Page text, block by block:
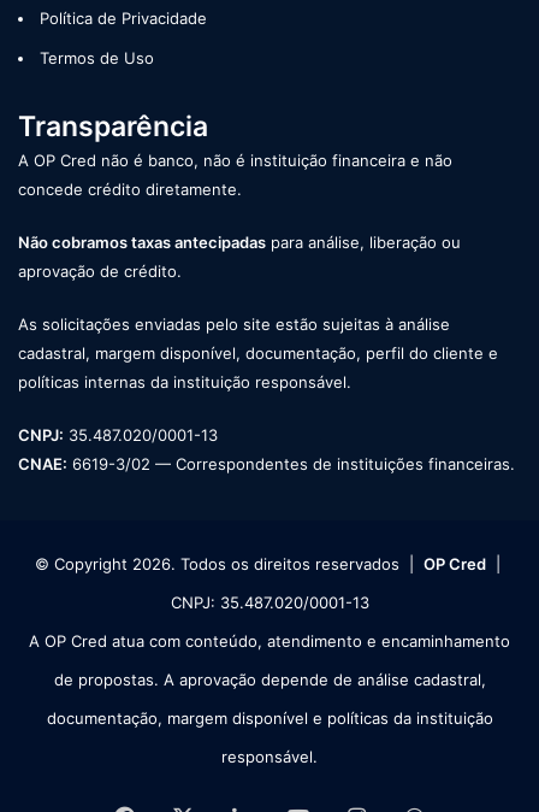
Política de Privacidade
Termos de Uso
Transparência
A OP Cred não é banco, não é instituição financeira e não
concede crédito diretamente.
Não cobramos taxas antecipadas para análise, liberação ou
aprovação de crédito.
As solicitações enviadas pelo site estão sujeitas à análise
cadastral, margem disponível, documentação, perfil do cliente e
políticas internas da instituição responsável.
CNPJ: 35.487.020/0001-13
CNAE: 6619-3/02 — Correspondentes de instituições financeiras.
© Copyright 2026. Todos os direitos reservados | OP Cred|
CNPJ: 35.487.020/0001-13
A OP Cred atua com conteúdo, atendimento e encaminhamento
de propostas. A aprovação depende de análise cadastral,
documentação, margem disponível e políticas da instituição
responsável.